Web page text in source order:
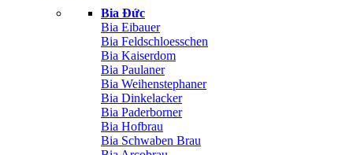
Bia Đức
Bia Eibauer
Bia Feldschloesschen
Bia Kaiserdom
Bia Paulaner
Bia Weihenstephaner
Bia Dinkelacker
Bia Paderborner
Bia Hofbrau
Bia Schwaben Brau